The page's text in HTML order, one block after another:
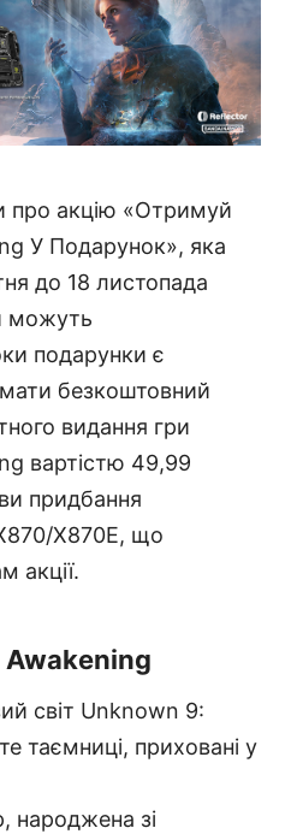
про акцію «Отримуй
У Подарунок», яка
до 18 листопада
можуть
подарунки є
безкоштовний
видання гри
вартістю 49,99
придбання
X870E, що
акції.
світ Unknown 9:
таємниці, приховані у
народжена зі